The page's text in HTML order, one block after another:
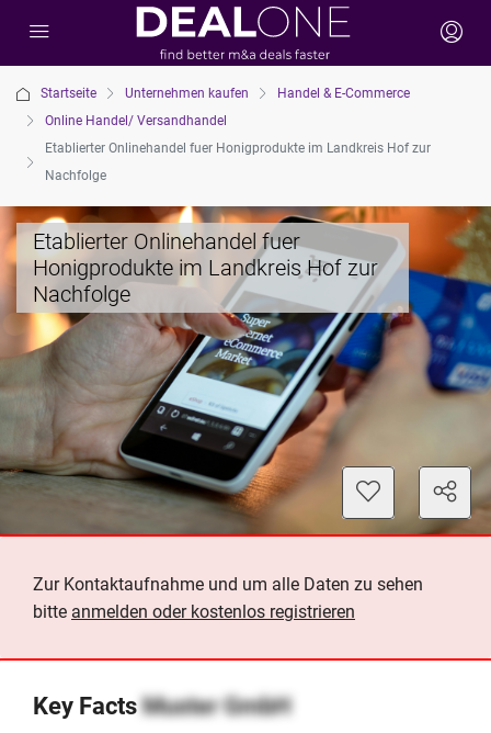
Startseite Unternehmen kaufen
Handel & E-Commerce
Online Handel/ Versandhandel
Etablierter Onlinehandel fuer Honigprodukte im Landkreis Hof zur
Nachfolge
Etablierter Onlinehandel fuer
Honigprodukte im Landkreis Hof zur
Nachfolge
Zur Kontaktaufnahme und um alle Daten zu sehen
bitte anmelden oder kostenlos registrieren
Key FactsMuster GmbH